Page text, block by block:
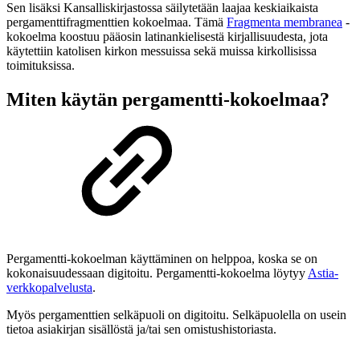
Sen lisäksi Kansalliskirjastossa säilytetään laajaa keskiaikaista
pergamenttifragmenttien kokoelmaa. Tämä Fragmenta membranea -
kokoelma koostuu pääosin latinankielisestä kirjallisuudesta, jota
käytettiin katolisen kirkon messuissa sekä muissa kirkollisissa
toimituksissa.
Miten käytän pergamentti-kokoelmaa?
Pergamentti-kokoelman käyttäminen on helppoa, koska se on
kokonaisuudessaan digitoitu. Pergamentti-kokoelma löytyy Astia-
verkkopalvelusta.
Myös pergamenttien selkäpuoli on digitoitu. Selkäpuolella on usein
tietoa asiakirjan sisällöstä ja/tai sen omistushistoriasta.